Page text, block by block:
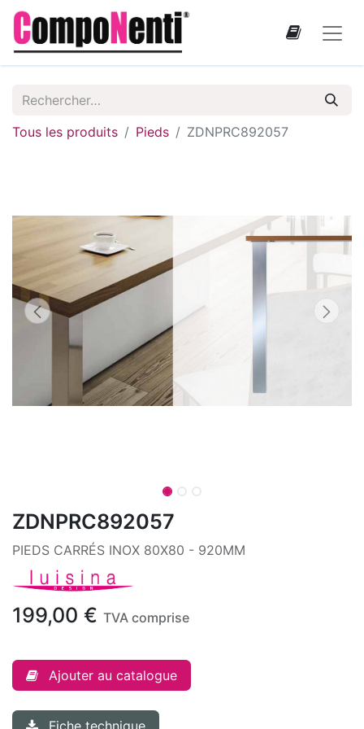
Tous les produits Pieds ZDNPRC892057
ZDNPRC892057
PIEDS CARRÉS INOX 80X80 - 920MM
199,00 € TVA comprise
Ajouter au catalogue